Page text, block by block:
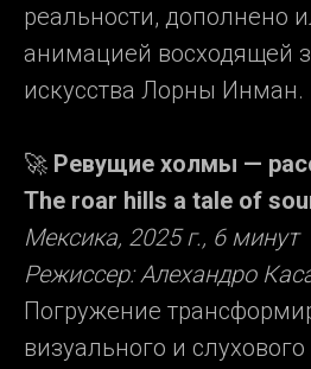
реальности, дополнено
анимацией восходящей
искусства Лорны Инман.
🚀 Ревущие холмы —
The roar hills a tale of
Мексика, 2025 г., 6 минут
Режиссер: Алехандро
Погружение
визуального и